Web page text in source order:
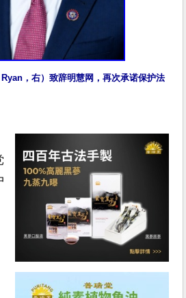
，右）致辞明慧网，再次承诺保护法